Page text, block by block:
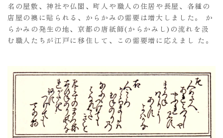
名の屋敷、神社や仏閣、町人や職人の住居や長屋、各種の
店屋の襖に貼られる、からかみの需要は増大しました。 か
らかみの発生の地、京都の唐紙師(からかみし)の流れを汲
む職人たちが江戸に移住して、この需要増に応えまし た。